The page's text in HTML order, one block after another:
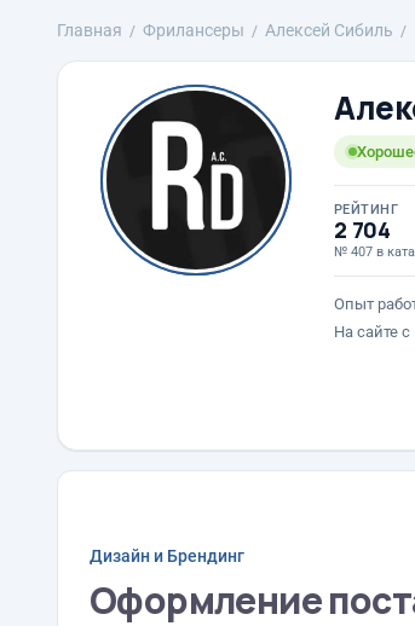
Главная Фрилансеры Алексей Сибиль
РЕЙТИНГ
2 704
№ 407 в
Опыт
На сайте с
Дизайн и Брендинг
Оформление